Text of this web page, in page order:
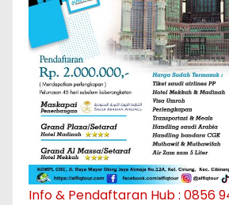
Info & Pendaftaran Hub : 0856